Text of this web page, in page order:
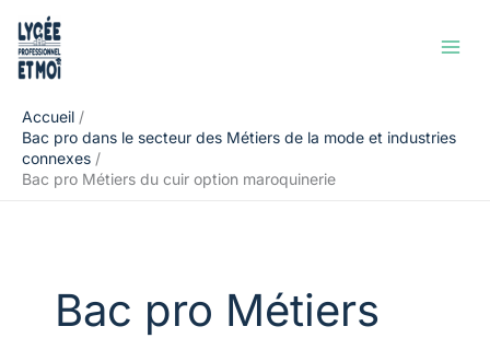
contenu
Accueil
Bac pro dans le secteur des Métiers de la mode et industries
connexes
Bac pro Métiers du cuir option maroquinerie
Bac pro Métiers
Rechercher